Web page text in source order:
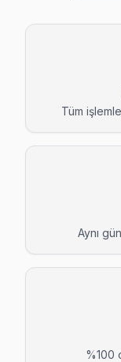
Bahçeköy
Sarıyer
Baltalimanı
Skyworth
Çamlıtepe
Çamlıtepe
Çamlıtepe
Tüm
Aynı
%100